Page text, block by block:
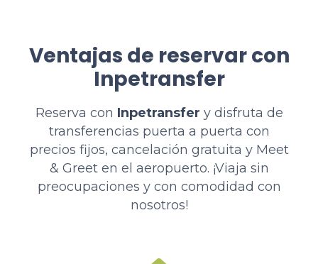
Ventajas de reservar con
Inpetransfer
Reserva con Inpetransfer y disfruta de
transferencias puerta a puerta con
precios fijos, cancelación gratuita y Meet
& Greet en el aeropuerto. ¡Viaja sin
preocupaciones y con comodidad con
nosotros!